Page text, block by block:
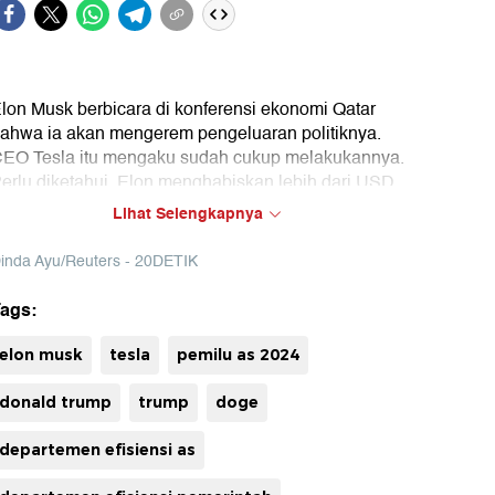
Musk berbicara di konferensi ekonomi Qatar
ia akan mengerem pengeluaran politiknya.
Tesla itu mengaku sudah cukup melakukannya.
diketahui, Elon menghabiskan lebih dari USD
250 juta untuk mendukung kampanye Donald Trump
pada Pemilu Amerika Serikat (AS) 2024.
Elon ini mencuat beberapa minggu
ia mengatakan akan mengurangi waktunya
Departemen Efisiensi AS dan bakal fokus
mengurus Tesla.
Lihat Selengkapnya
Ayu/Reuters - 20DETIK
elon musk tesla pemilu as 2024
donald trump trump doge
departemen efisiensi as